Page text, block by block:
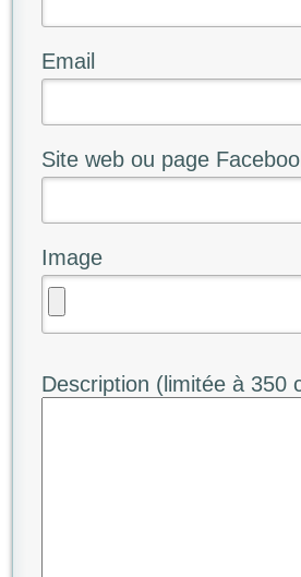
Email
Site web ou page
Image
Description (limitée à 350